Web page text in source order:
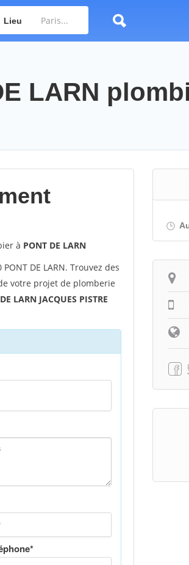
Lieu
LARN
à PONT DE LARN
PONT DE LARN. Trouvez des
votre projet de plomberie
LARN JACQUES PISTRE